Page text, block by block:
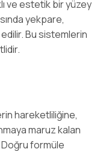
ve estetik bir yüzey
yekpare,
Bu sistemlerin
hareketliliğine,
maruz kalan
formüle